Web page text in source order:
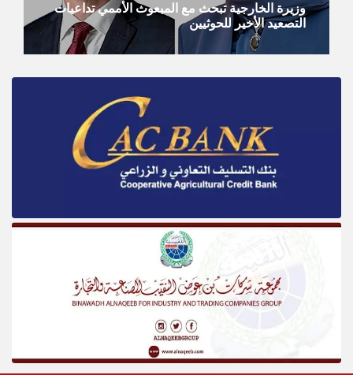
​وزيرة الخارجية تبحث مع المبعوث الأممي تداعيات
التصعيد الأخير للحوثيين